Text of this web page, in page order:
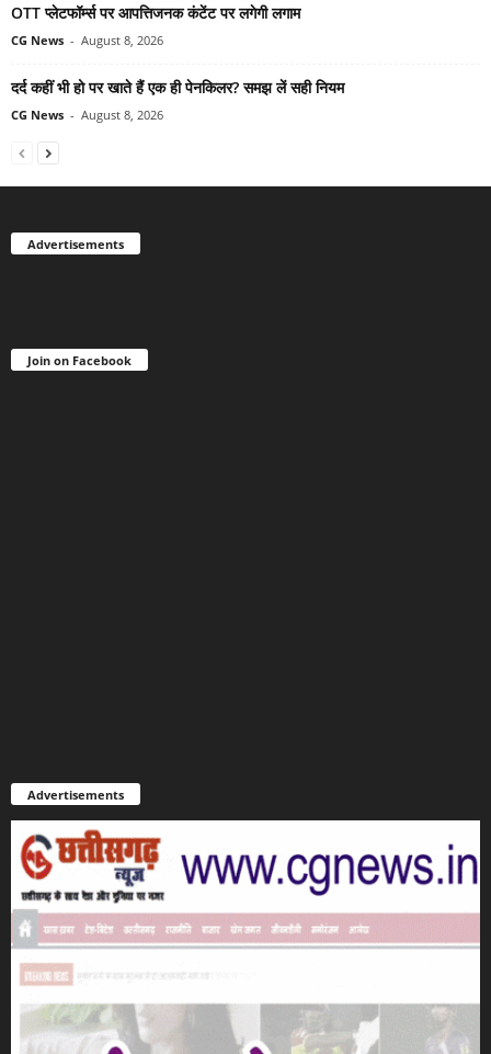
OTT प्लेटफॉर्म्स पर आपत्तिजनक कंटेंट पर लगेगी लगाम
CG News - August 8, 2026
दर्द कहीं भी हो पर खाते हैं एक ही पेनकिलर? समझ लें सही नियम
CG News - August 8, 2026
Advertisements
Join on Facebook
Advertisements